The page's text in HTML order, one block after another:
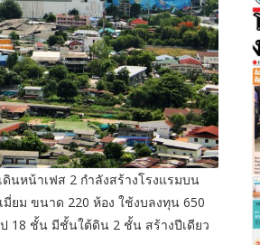
ดินหน้าเฟส 2 กำลังสร้างโรงแรมบน
มี่ยม ขนาด 220 ห้อง ใช้งบลงทุน 650
18 ชั้น มีชั้นใต้ดิน 2 ชั้น สร้างปีเดียว